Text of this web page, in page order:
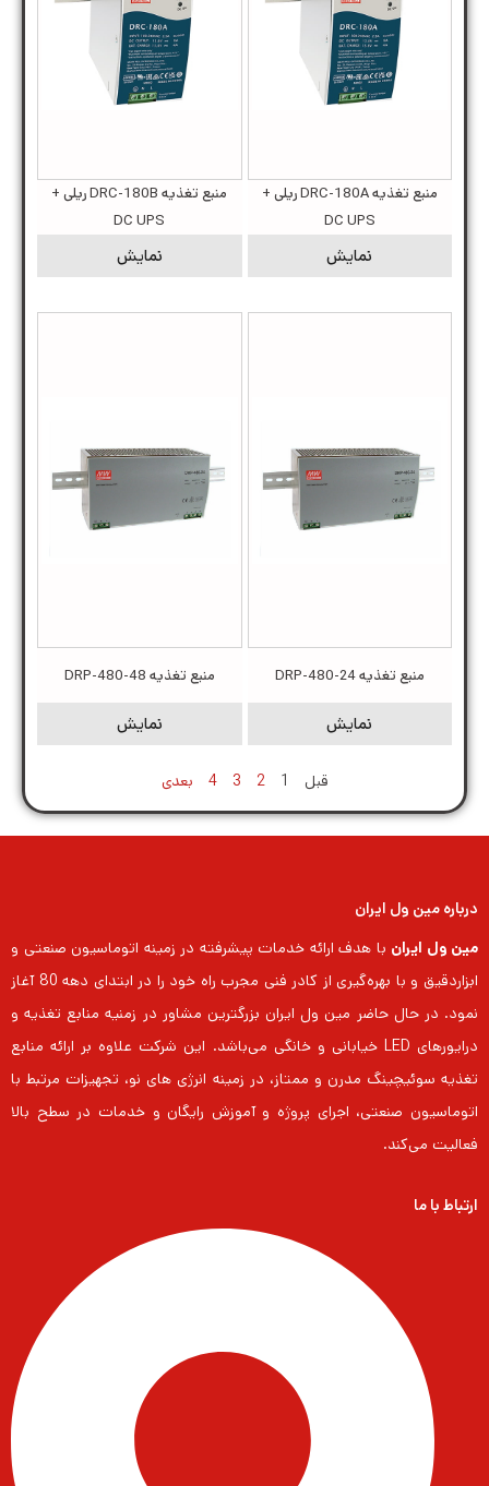
منبع تغذیه DRC-180A ریلی +
DC UPS
نمایش
منبع تغذیه DRC-180B ریلی +
DC UPS
نمایش
منبع تغذیه DRP-480-24
نمایش
منبع تغذیه DRP-480-48
نمایش
قبل 1
2
3
4 بعدی
درباره مین ول ایران
مین ول ایران با هدف ارائه خدمات پیشرفته در زمینه اتوماسیون صنعتی و
ابزاردقیق و با بهره‌گیری از کادر فنی مجرب راه خود را در ابتدای دهه 80 آغاز
نمود. در حال حاضر مین ول ایران بزرگترین مشاور در زمنیه منابع تغذیه و
درایورهای LED خیابانی و خانگی می‌باشد. این شرکت علاوه بر ارائه منابع
تغذیه سوئیچینگ مدرن و ممتاز، در زمینه انرژی های نو، تجهیزات مرتبط با
اتوماسیون صنعتی، اجرای پروژه و آموزش رایگان و خدمات در سطح بالا
فعالیت می‌کند.
ارتباط با ما